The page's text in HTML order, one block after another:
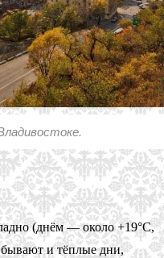
(днём — около +19°С,
и тёплые дни,